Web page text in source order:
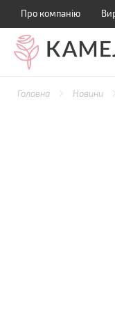
Про компанію
Головна Новини